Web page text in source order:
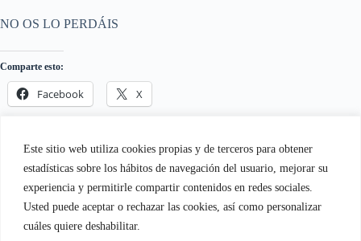
Este sitio web utiliza cookies propias y de terceros para obtener
estadísticas sobre los hábitos de navegación del usuario, mejorar su
experiencia y permitirle compartir contenidos en redes sociales.
Usted puede aceptar o rechazar las cookies, así como personalizar
cuáles quiere deshabilitar.
NO OS LO PERDÁIS
Comparte esto:
Facebook X
Me gusta esto: